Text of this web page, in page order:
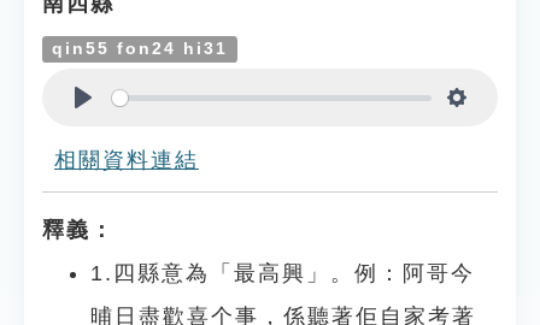
qin55 fon24 hi31
相關資料連結
釋義：
1.四縣意為「最高興」。例：阿哥今
晡日盡歡喜个事，係聽著佢自家考著